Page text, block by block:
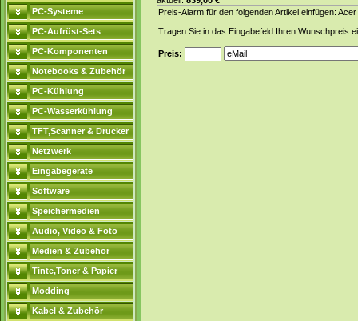
PC-Systeme
PC-Aufrüst-Sets
PC-Komponenten
Notebooks & Zubehör
PC-Kühlung
PC-Wasserkühlung
TFT,Scanner & Drucker
Netzwerk
Eingabegeräte
Software
Speichermedien
Audio, Video & Foto
Medien & Zubehör
Tinte,Toner & Papier
Modding
Kabel & Zubehör
Preis-Alarm für den folgenden Artikel einfügen:
-
Tragen Sie in das Eingabefeld Ihren Wunschpreis
Preis: